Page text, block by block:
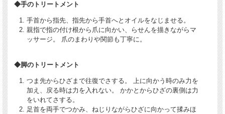
◆手のトリートメント
手首から指先、指先から手首へとオイルをなじませる。
親指で指の付け根から爪に向かい、らせんを描きながらマ
ッサージ。 爪のまわりや関節も丁寧に。
◆脚のトリートメント
つま先からひざまで往復でさする。 上に向かう時のみ力を
加え、戻る時は力を入れない。 かかとからひざの裏側は力
をいれてさする。
足首を両手でつかみ、ねじりながらひざに向かって揉みほ